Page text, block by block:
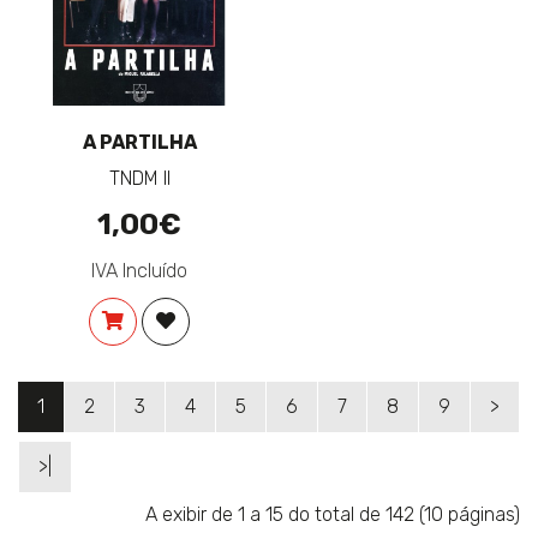
A PARTILHA
TNDM II
1,00€
IVA Incluído
COMPRARADICIONAR À LISTA DE DESEJOS
1 2 3 4 5 6 7 8 9 >
>|
A exibir de 1 a 15 do total de 142 (10 páginas)